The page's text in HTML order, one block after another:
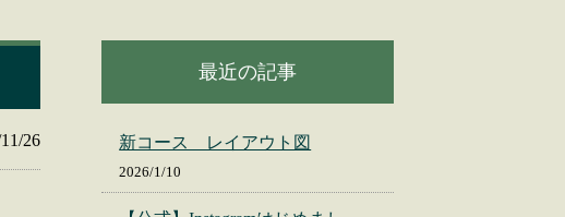
26
最近の記事
新コース レイアウト図
2026/1/10